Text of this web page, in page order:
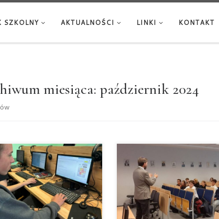
SZKOLNY AKTUALNOŚCI LINKI KONTAKT
miesiąca: październik 2024
naszej grupy
mieli okazję
udział w wyjątkowych
podczas których
się, jak stworzyć
grę komputerową.
Dziś na Uniwersytecie
Komisji Edukacji
Narodowej w Krakowie
rozpoczęliśmy X edycję
Uniwersyteckiego
Geograficznego.